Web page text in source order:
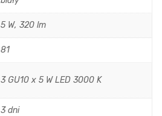
5 W, 320 lm
81
3 GU10 x 5 W LED 3000 K
3 dni